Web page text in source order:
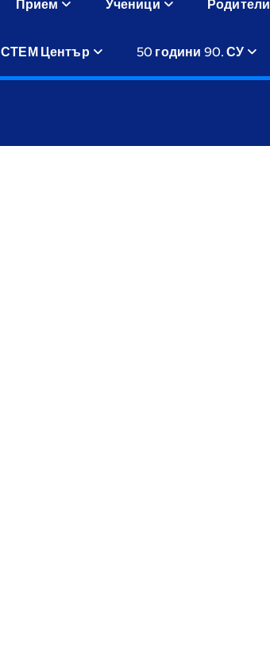
Прием Ученици Родители
СТЕМ Център 50 години 90. СУ